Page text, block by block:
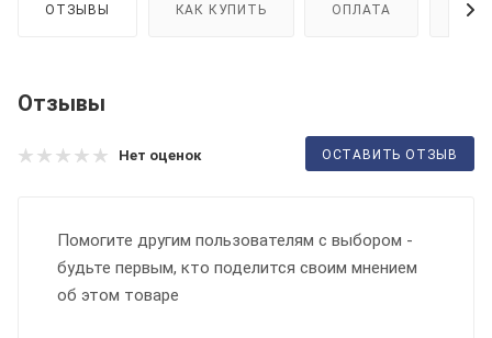
ОТЗЫВЫ КАК КУПИТЬ ОПЛАТА
Отзывы
Нет оценок ОСТАВИТЬ ОТЗЫВ
Помогите другим пользователям с выбором -
будьте первым, кто поделится своим мнением
об этом товаре